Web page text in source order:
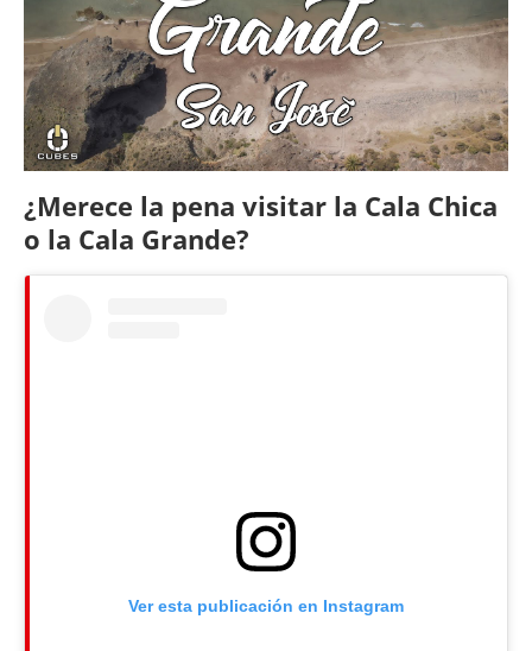
¿Merece la pena visitar la Cala Chica
o la Cala Grande?
Ver esta publicación en Instagram